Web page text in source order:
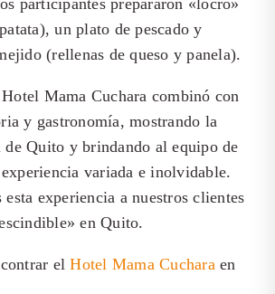
participantes prepararon «locro»
un plato de pescado y
(rellenas de queso y panela).
Mama Cuchara combinó con
y gastronomía, mostrando la
Quito y brindando al equipo de
variada e inolvidable.
esta experiencia a nuestros clientes
en Quito.
elHotel Mama Cucharaen